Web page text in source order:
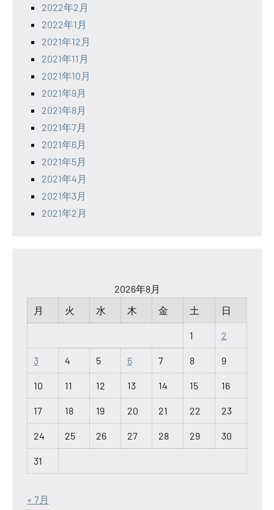
2022年2月
2022年1月
2021年12月
2021年11月
2021年10月
2021年9月
2021年8月
2021年7月
2021年6月
2021年5月
2021年4月
2021年3月
2021年2月
2026年8月
月
火 水 木 金 土 日
1 2
3 4 5 6 7 8 9
10 11 12 13 14 15 16
17 18 19 20 21 22 23
24 25 26 27 28 29 30
31
« 7月